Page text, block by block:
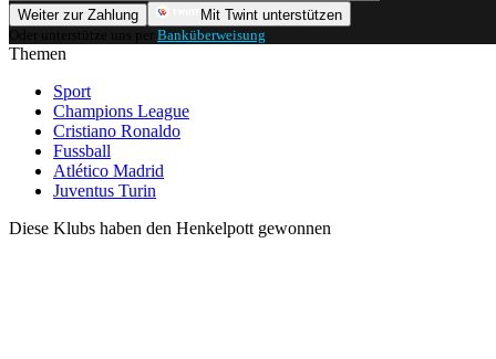
Weiter zur Zahlung
Mit Twint unterstützen
Oder unterstütze uns per Banküberweisung
Themen
Sport
Champions League
Cristiano Ronaldo
Fussball
Atlético Madrid
Juventus Turin
Diese Klubs haben den Henkelpott gewonnen